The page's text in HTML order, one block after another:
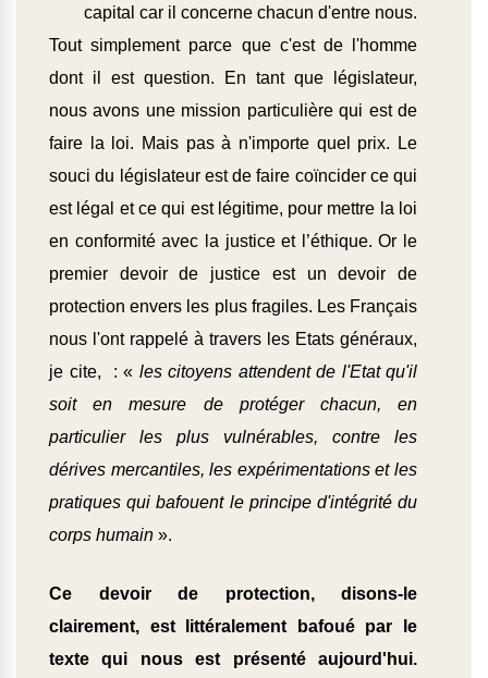
capital car il concerne chacun d'entre nous.
Tout simplement parce que c'est de l'homme
dont il est question. En tant que législateur,
nous avons une mission particulière qui est de
faire la loi. Mais pas à n'importe quel prix. Le
souci du législateur est de faire coïncider ce qui
est légal et ce qui est légitime, pour mettre la loi
en conformité avec la justice et l’éthique. Or le
premier devoir de justice est un devoir de
protection envers les plus fragiles. Les Français
nous l'ont rappelé à travers les Etats généraux,
je cite, : « les citoyens attendent de l'Etat qu'il
soit en mesure de protéger chacun, en
particulier les plus vulnérables, contre les
dérives mercantiles, les expérimentations et les
pratiques qui bafouent le principe d'intégrité du
corps humain ».
Ce devoir de protection, disons-le
clairement, est littéralement bafoué par le
texte qui nous est présenté aujourd'hui.